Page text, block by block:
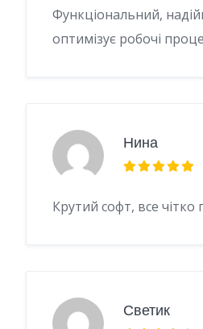
Функціональний,
оптимізує робочі
Нина
Крутий софт, все чітко
Светик